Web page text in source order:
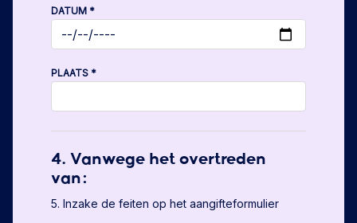
DATUM *
PLAATS *
4. Vanwege het overtreden
van:
5. Inzake de feiten op het aangifteformulier